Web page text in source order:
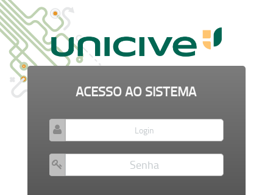
ACESSO AO SISTEMA